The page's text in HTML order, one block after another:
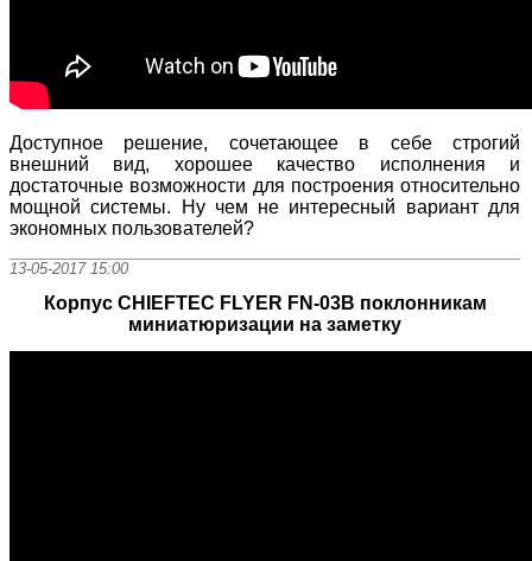
Доступное решение, сочетающее в себе строгий
внешний вид, хорошее качество исполнения и
достаточные возможности для построения относительно
мощной системы. Ну чем не интересный вариант для
экономных пользователей?
13-05-2017 15:00
Корпус CHIEFTEC FLYER FN-03B поклонникам
миниатюризации на заметку